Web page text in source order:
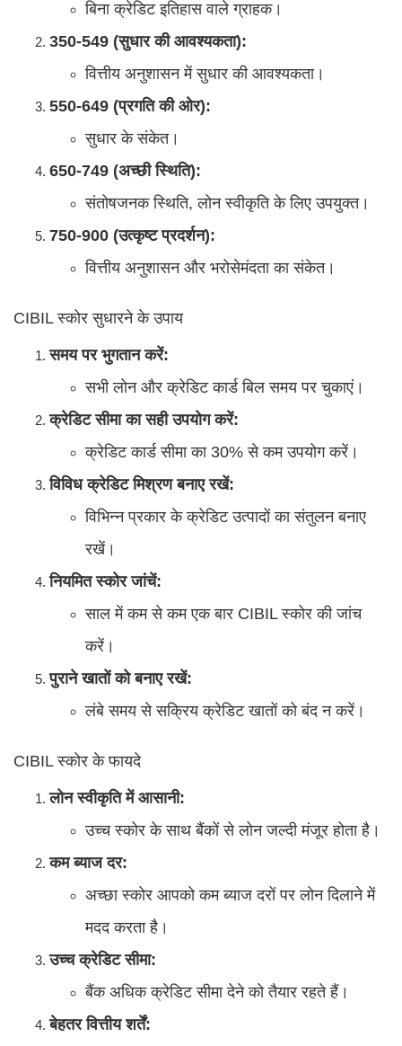
बिना क्रेडिट इतिहास वाले ग्राहक।
350-549 (सुधार की आवश्यकता):
वित्तीय अनुशासन में सुधार की आवश्यकता।
550-649 (प्रगति की ओर):
सुधार के संकेत।
650-749 (अच्छी स्थिति):
संतोषजनक स्थिति, लोन स्वीकृति के लिए उपयुक्त।
750-900 (उत्कृष्ट प्रदर्शन):
वित्तीय अनुशासन और भरोसेमंदता का संकेत।
CIBIL स्कोर सुधारने के उपाय
समय पर भुगतान करें:
सभी लोन और क्रेडिट कार्ड बिल समय पर चुकाएं।
क्रेडिट सीमा का सही उपयोग करें:
क्रेडिट कार्ड सीमा का 30% से कम उपयोग करें।
विविध क्रेडिट मिश्रण बनाए रखें:
विभिन्न प्रकार के क्रेडिट उत्पादों का संतुलन बनाए
रखें।
नियमित स्कोर जांचें:
साल में कम से कम एक बार CIBIL स्कोर की जांच
करें।
पुराने खातों को बनाए रखें:
लंबे समय से सक्रिय क्रेडिट खातों को बंद न करें।
CIBIL स्कोर के फायदे
लोन स्वीकृति में आसानी:
उच्च स्कोर के साथ बैंकों से लोन जल्दी मंजूर होता है।
कम ब्याज दर:
अच्छा स्कोर आपको कम ब्याज दरों पर लोन दिलाने में
मदद करता है।
उच्च क्रेडिट सीमा:
बैंक अधिक क्रेडिट सीमा देने को तैयार रहते हैं।
बेहतर वित्तीय शर्तें: